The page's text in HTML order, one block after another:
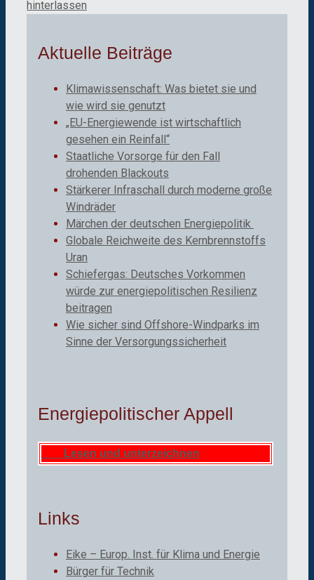
hinterlassen
Aktuelle Beiträge
Klimawissenschaft: Was bietet sie und
wie wird sie genutzt
„EU-Energiewende ist wirtschaftlich
gesehen ein Reinfall“
Staatliche Vorsorge für den Fall
drohenden Blackouts
Stärkerer Infraschall durch moderne große
Windräder
Märchen der deutschen Energiepolitik
Globale Reichweite des Kernbrennstoffs
Uran
Schiefergas: Deutsches Vorkommen
würde zur energiepolitischen Resilienz
beitragen
Wie sicher sind Offshore-Windparks im
Sinne der Versorgungssicherheit
Energiepolitischer Appell
Lesen und unterzeichnen
Links
Eike – Europ. Inst. für Klima und Energie
Bürger für Technik